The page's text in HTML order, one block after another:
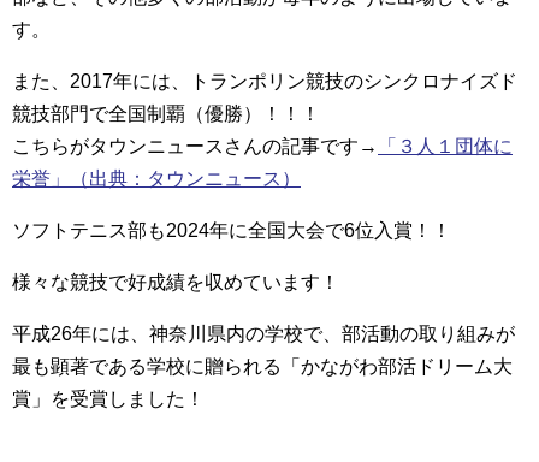
す。
また、2017年には、トランポリン競技のシンクロナイズド
競技部門で全国制覇（優勝）！！！
こちらがタウンニュースさんの記事です→
「３人１団体に
栄誉」（出典：タウンニュース）
ソフトテニス部も2024年に全国大会で6位入賞！！
様々な競技で好成績を収めています！
平成26年には、神奈川県内の学校で、部活動の取り組みが
最も顕著である学校に贈られる「かながわ部活ドリーム大
賞」を受賞しました！